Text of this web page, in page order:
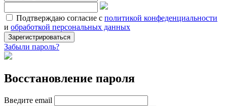
Подтверждаю согласие с политикой конфеденциальности
и обработкой персональных данных
Зарегистрироваться
Забыли пароль?
Восстановление пароля
Введите email